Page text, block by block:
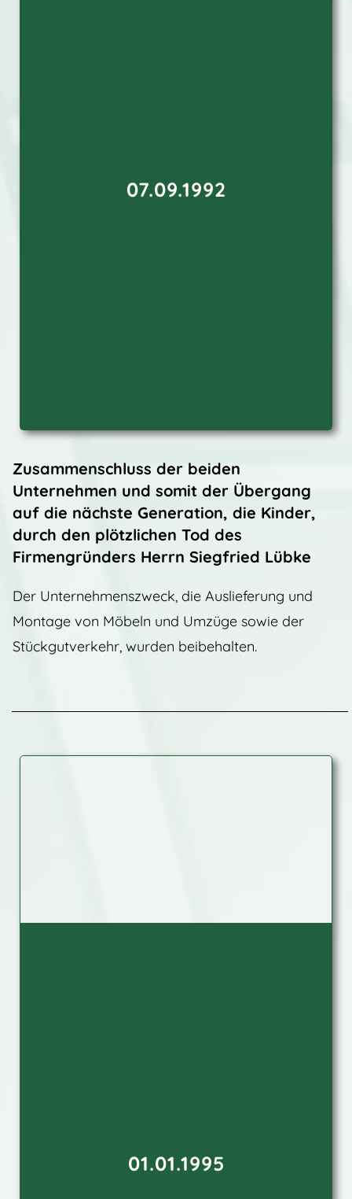
07.09.1992
Zusammenschluss der beiden
Unternehmen und somit der Übergang
auf die nächste Generation, die Kinder,
durch den plötzlichen Tod des
Firmengründers Herrn Siegfried Lübke
Der Unternehmenszweck, die Auslieferung und
Montage von Möbeln und Umzüge sowie der
Stückgutverkehr, wurden beibehalten.
01.01.1995